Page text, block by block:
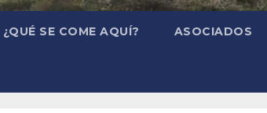
¿QUÉ SE COME AQUÍ? ASOCIADOS